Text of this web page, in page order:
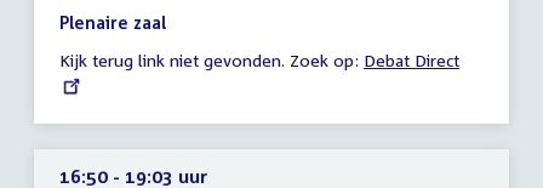
16:30
16:50
uur
Plenaire zaal
Kijk terug link niet gevonden. Zoek op: External
Debat Direct
16:50 - 19:03 uur